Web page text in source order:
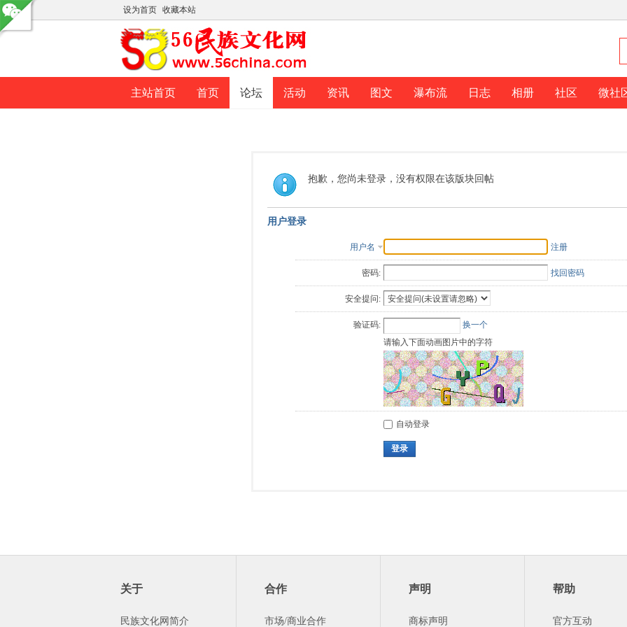
设为首页 收藏本站
主站首页 首页 论坛 活动 资讯 图文 瀑布流 日志 相册 社区 微社
抱歉，您尚未登录，没有权限在该版块回帖
用户登录
用户名 注册
密码: 找回密码
安全提问:
验证码:
换一个
请输入下面动画图片中的字符
自动登录
登录
关于
民族文化网简介
合作
市场/商业合作
声明
商标声明
帮助
官方互动